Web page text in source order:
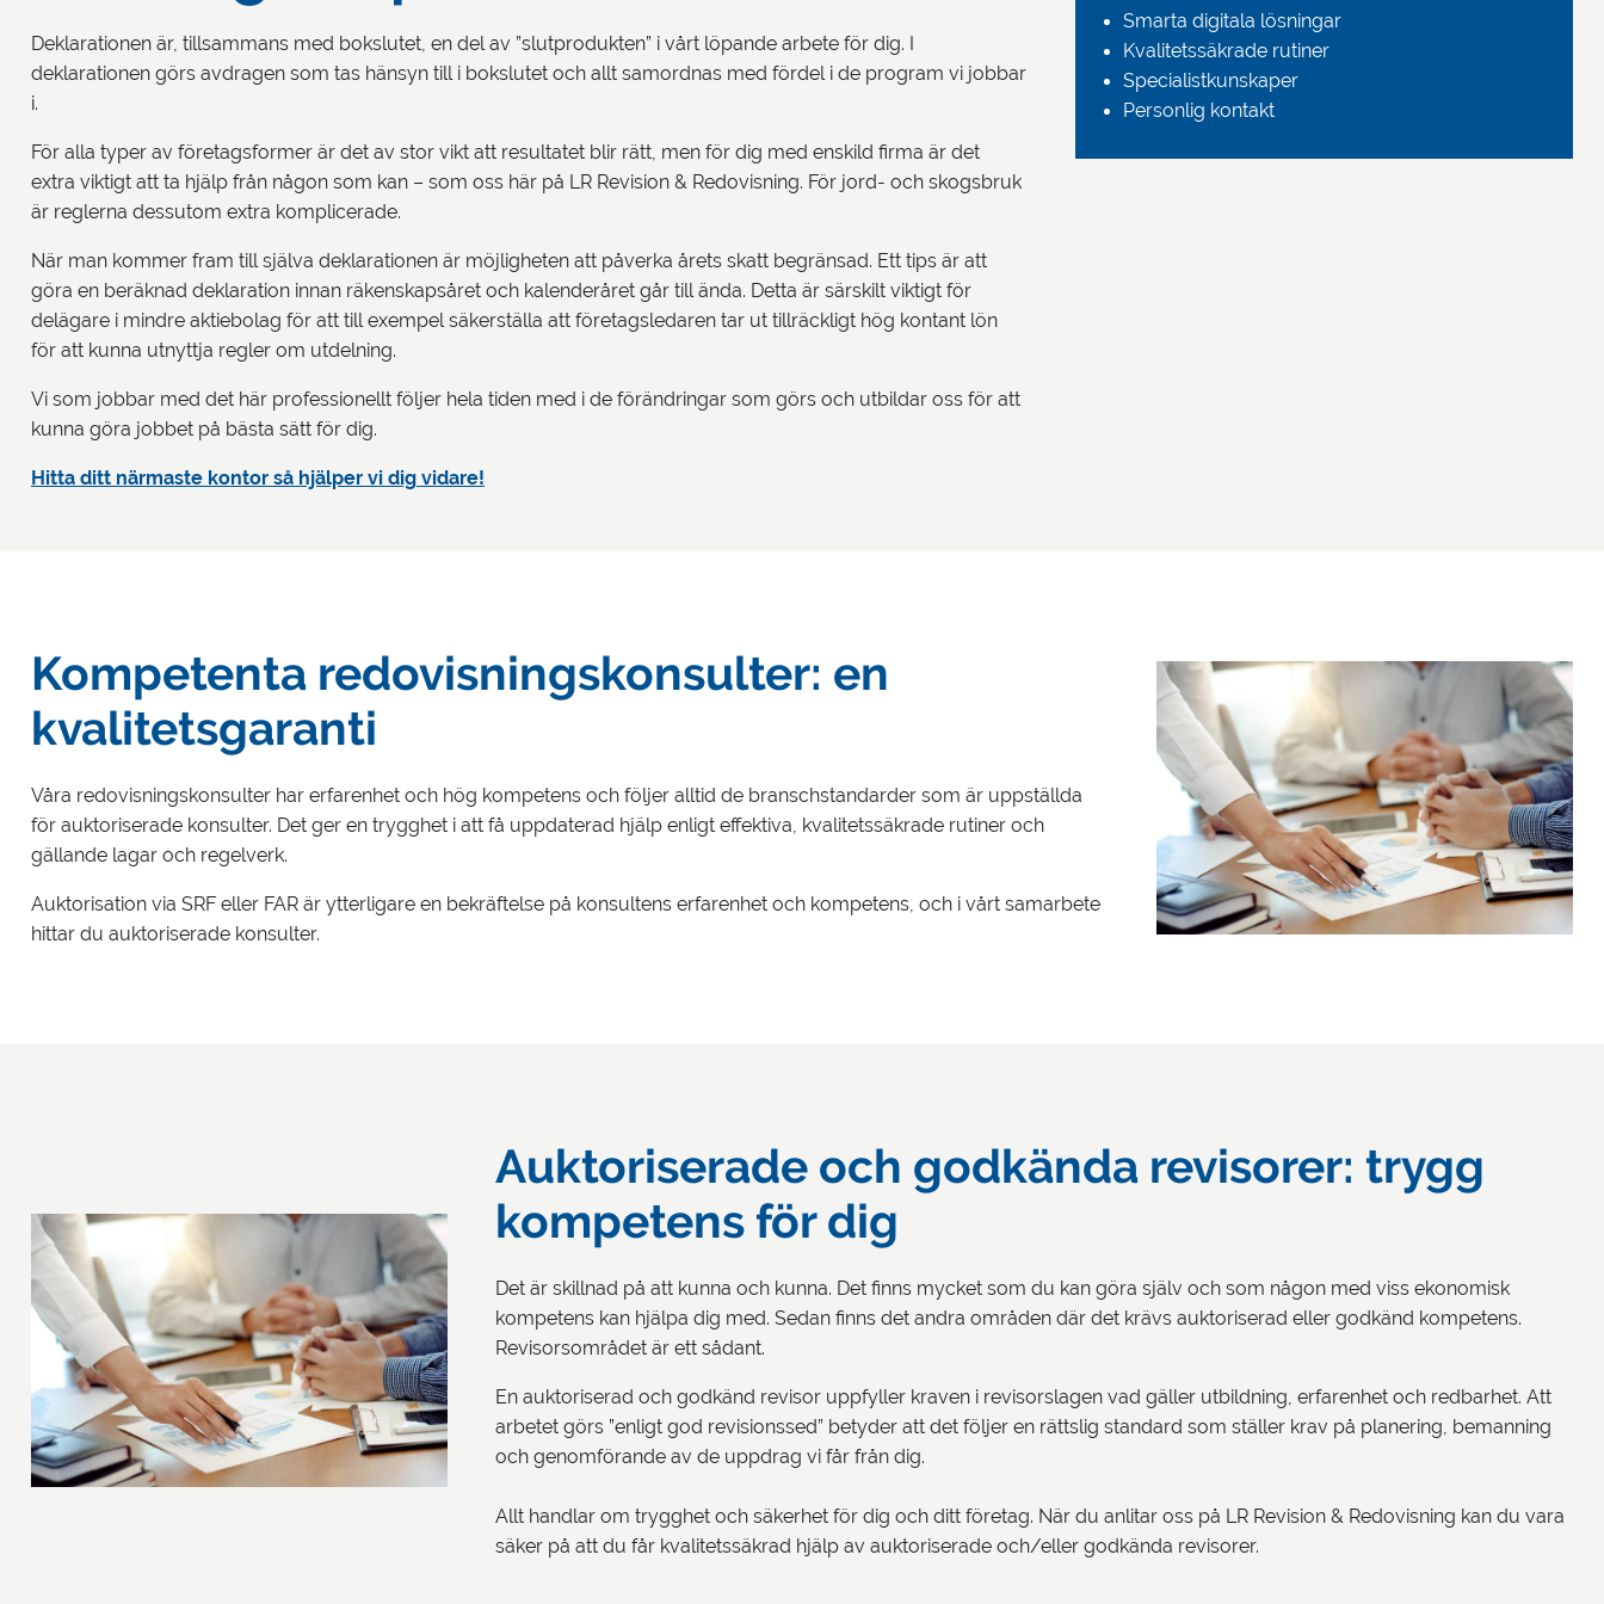
Deklarationen är, tillsammans med bokslutet, en del av ”slutprodukten” i vårt löpande arbete för dig. I
deklarationen görs avdragen som tas hänsyn till i bokslutet och allt samordnas med fördel i de program vi jobbar
i.
För alla typer av företagsformer är det av stor vikt att resultatet blir rätt, men för dig med enskild firma är det
extra viktigt att ta hjälp från någon som kan – som oss här på LR Revision & Redovisning. För jord- och skogsbruk
är reglerna dessutom extra komplicerade.
När man kommer fram till själva deklarationen är möjligheten att påverka årets skatt begränsad. Ett tips är att
göra en beräknad deklaration innan räkenskapsåret och kalenderåret går till ända. Detta är särskilt viktigt för
delägare i mindre aktiebolag för att till exempel säkerställa att företagsledaren tar ut tillräckligt hög kontant lön
för att kunna utnyttja regler om utdelning.
Vi som jobbar med det här professionellt följer hela tiden med i de förändringar som görs och utbildar oss för att
kunna göra jobbet på bästa sätt för dig.
Hitta ditt närmaste kontor så hjälper vi dig vidare!
Smarta digitala lösningar
Kvalitetssäkrade rutiner
Specialistkunskaper
Personlig kontakt
Kompetenta redovisningskonsulter: en
kvalitetsgaranti
Våra redovisningskonsulter har erfarenhet och hög kompetens och följer alltid de branschstandarder som är uppställda
för auktoriserade konsulter. Det ger en trygghet i att få uppdaterad hjälp enligt effektiva, kvalitetssäkrade rutiner och
gällande lagar och regelverk.
Auktorisation via SRF eller FAR är ytterligare en bekräftelse på konsultens erfarenhet och kompetens, och i vårt samarbete
hittar du auktoriserade konsulter.
Auktoriserade och godkända revisorer: trygg
kompetens för dig
Det är skillnad på att kunna och kunna. Det finns mycket som du kan göra själv och som någon med viss ekonomisk
kompetens kan hjälpa dig med. Sedan finns det andra områden där det krävs auktoriserad eller godkänd kompetens.
Revisorsområdet är ett sådant.
En auktoriserad och godkänd revisor uppfyller kraven i revisorslagen vad gäller utbildning, erfarenhet och redbarhet. Att
arbetet görs ”enligt god revisionssed” betyder att det följer en rättslig standard som ställer krav på planering, bemanning
och genomförande av de uppdrag vi får från dig.
Allt handlar om trygghet och säkerhet för dig och ditt företag. När du anlitar oss på LR Revision & Redovisning kan du vara
säker på att du får kvalitetssäkrad hjälp av auktoriserade och/eller godkända revisorer.